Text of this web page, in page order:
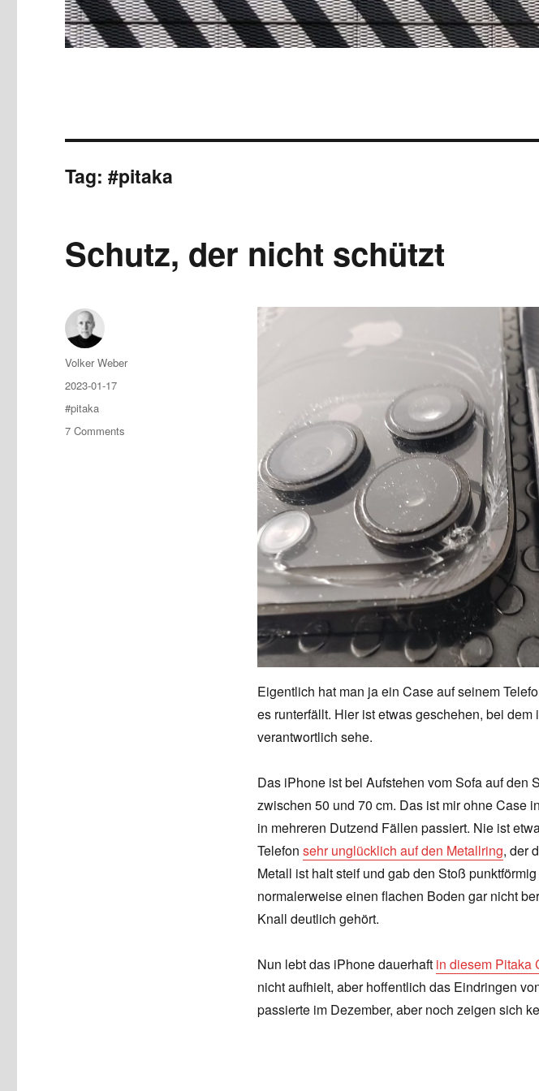
Tag:#pitaka
Schutz, der nicht schützt
Eigentlich hat man ja ein Case auf seinem
es runterfällt. Hier ist etwas geschehen, bei
verantwortlich sehe.
Das iPhone ist bei Aufstehen vom Sofa auf den
zwischen 50 und 70 cm. Das ist mir ohne Case
in mehreren Dutzend Fällen passiert. Nie ist
Telefon sehr unglücklich auf den Metallring, der
Metall ist halt steif und gab den Stoß
normalerweise einen flachen Boden gar nicht
Knall deutlich gehört.
Nun lebt das iPhone dauerhaft in diesem Pitaka
nicht aufhielt, aber hoffentlich das Eindringen
passierte im Dezember, aber noch zeigen sich
Author
Volker Weber
Posted
on
2023-01-17
Tags
#pitaka
7 Comments